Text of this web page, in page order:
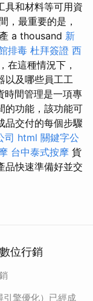
具和材料等可用資
，最重要的是，
a thousand 新
排毒 杜拜簽證 西
在這種情況下，
以及哪些員工工
時間管理是一項專
的功能，該功能可
品交付的每個步驟
司 html 關鍵字公
台中泰式按摩 貨
品快速準備好並交
位行銷
引擎優化）已經成